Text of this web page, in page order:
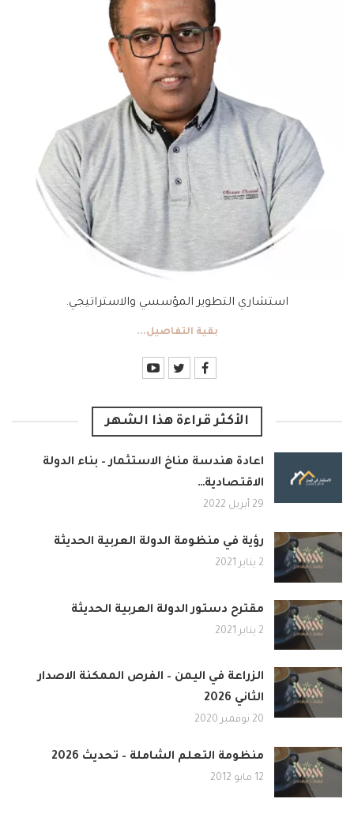
استشاري التطوير المؤسسي والاستراتيجي.
بقية التفاصيل...
الأكثر قراءة هذا الشهر
اعادة هندسة مناخ الاستثمار – بناء الدولة
الاقتصادية…
29 أبريل 2022
رؤية في منظومة الدولة العربية الحديثة
2 يناير 2021
مقترح دستور الدولة العربية الحديثة
2 يناير 2021
الزراعة في اليمن – الفرص الممكنة الاصدار
الثاني 2026
20 نوفمبر 2020
منظومة التعلم الشاملة – تحديث 2026
12 مايو 2012